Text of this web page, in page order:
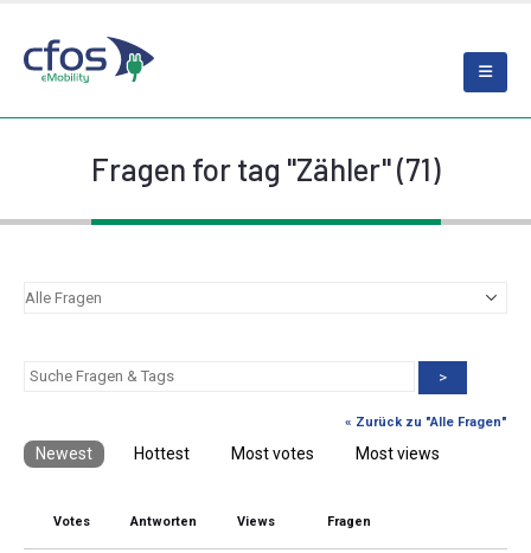
Fragen for tag "Zähler" (71)
>
« Zurück zu "Alle Fragen"
Newest Hottest Most votes Most views
Votes Antworten Views Fragen